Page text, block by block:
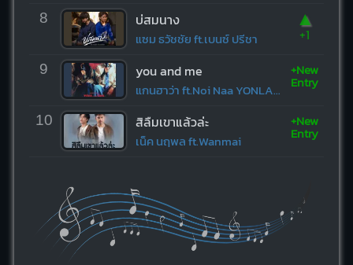
8 บ่สมนาง
แซม ธวัชชัย ft.เบนซ์ ปรีชา
▲
+1
9 you and me
แกนฮาว่า ft.Noi Naa YONLAPA
+New
Entry
10 สิลืมเขาแล้วล่ะ
เน็ค นฤพล ft.Wanmai
+New
Entry